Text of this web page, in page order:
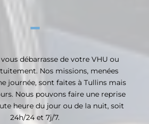
débarrasse de votre VHU ou
Nos missions, menées
journée, sont faites à Tullins mais
Nous pouvons faire une reprise
heure du jour ou de la nuit, soit
24h/24 et 7j/7.